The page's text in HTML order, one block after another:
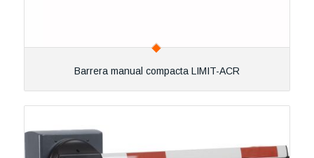
Barrera manual compacta LIMIT-ACR